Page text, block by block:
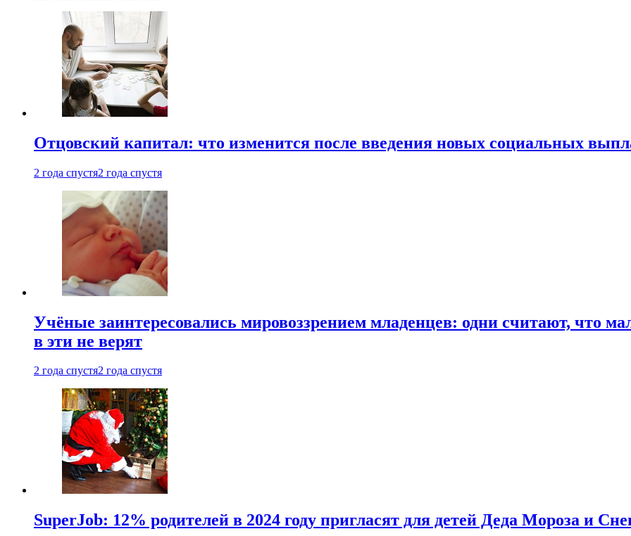
Отцовский капитал: что изменится после введения новых социальных
2 года спустя2 года спустя
Учёные заинтересовались мировоззрением младенцев: одни считают, что
в эти не верят
2 года спустя2 года спустя
SuperJob: 12% родителей в 2024 году пригласят для детей Деда Мороза и